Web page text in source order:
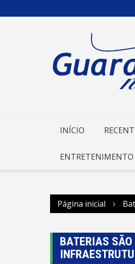
para
INÍCIO
ENTRETENIMENTO
Página inicial
BATERIAS